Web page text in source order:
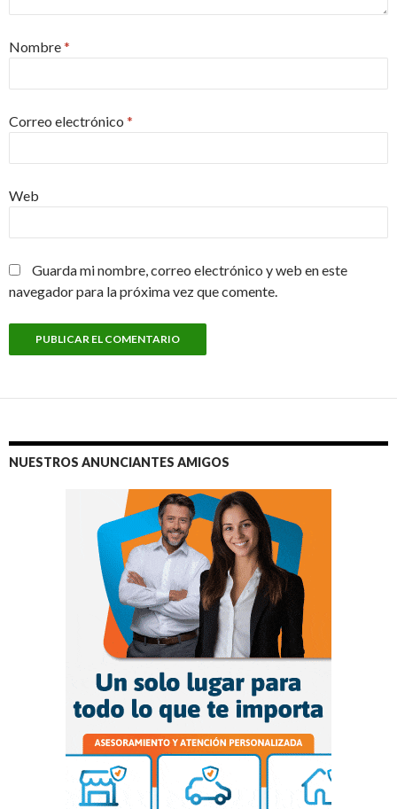
Nombre*
Correo electrónico *
Web
Guarda mi nombre, correo electrónico y web en este
navegador para la próxima vez que comente.
NUESTROS ANUNCIANTES AMIGOS